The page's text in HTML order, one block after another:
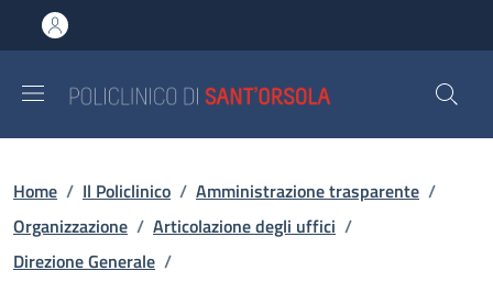
al contenuto principale
to footer content
Briciole di pane
Home / Il Policlinico / Amministrazione trasparente /
Organizzazione / Articolazione degli uffici /
Direzione Generale /